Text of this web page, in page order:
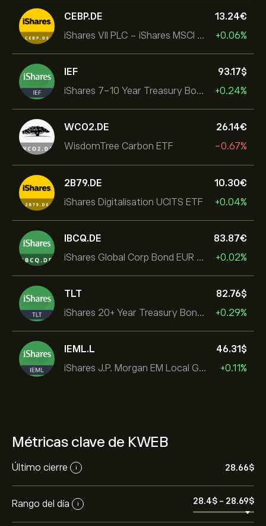
CEBP.DE
iShares VII PLC - iShares MSCI EMU USD Hedged UCITS ETF
13.24‎€‎
+0.06%
IEF
iShares 7-10 Year Treasury Bond ETF
93.17‎$‎
+0.24%
WCO2.DE
WisdomTree Carbon ETF
26.14‎€‎
-0.67%
2B79.DE
iShares Digitalisation UCITS ETF
10.30‎€‎
+0.04%
IBCQ.DE
iShares Global Corp Bond EUR Hedged UCITS ETF Dist
83.87‎€‎
+0.02%
TLT
iShares 20+ Year Treasury Bond ETF
82.76‎$‎
+0.29%
IEML.L
iShares J.P. Morgan EM Local Govt Bond UCITS ETF
46.31‎$‎
+0.11%
Métricas clave de KWEB
Último cierre i 28.66‎$‎
Rango del día i 28.4‎$‎ - 28.69‎$‎